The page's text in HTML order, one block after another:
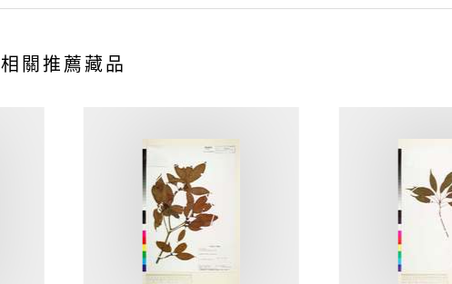
相關推薦藏品